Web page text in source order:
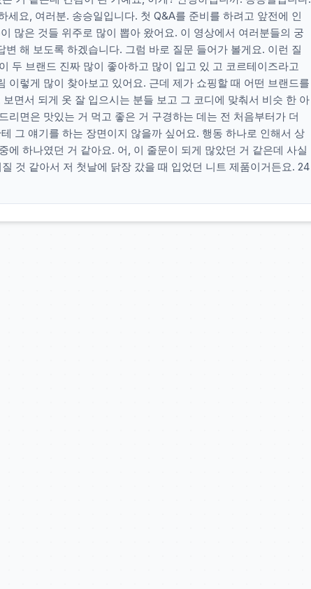
요, 여러분. 송승일입니다. 첫 Q&A를 준비를 하려고 앞전에 인
많은 것들 위주로 많이 뽑아 왔어요. 이 영상에서 여러분들의 궁
해 보도록 하겠습니다. 그럼 바로 질문 들어가 볼게요. 이런 질
두 브랜드 진짜 많이 좋아하고 많이 입고 있 고 코르테이즈라고
렇게 많이 찾아보고 있어요. 근데 제가 쇼핑할 때 어떤 브랜드를
면서 되게 옷 잘 입으시는 분들 보고 그 코디에 맞춰서 비슷 한 아
면은 맛있는 거 먹고 좋은 거 구경하는 데는 전 처음부터가 더
그 얘기를 하는 장면이지 않을까 싶어요. 행동 하나로 인해서 상
하나였던 거 같아요. 어, 이 줄문이 되게 많았던 거 같은데 사실
것 같아서 저 첫날에 닭장 갔을 때 입었던 니트 제품이거든요. 24